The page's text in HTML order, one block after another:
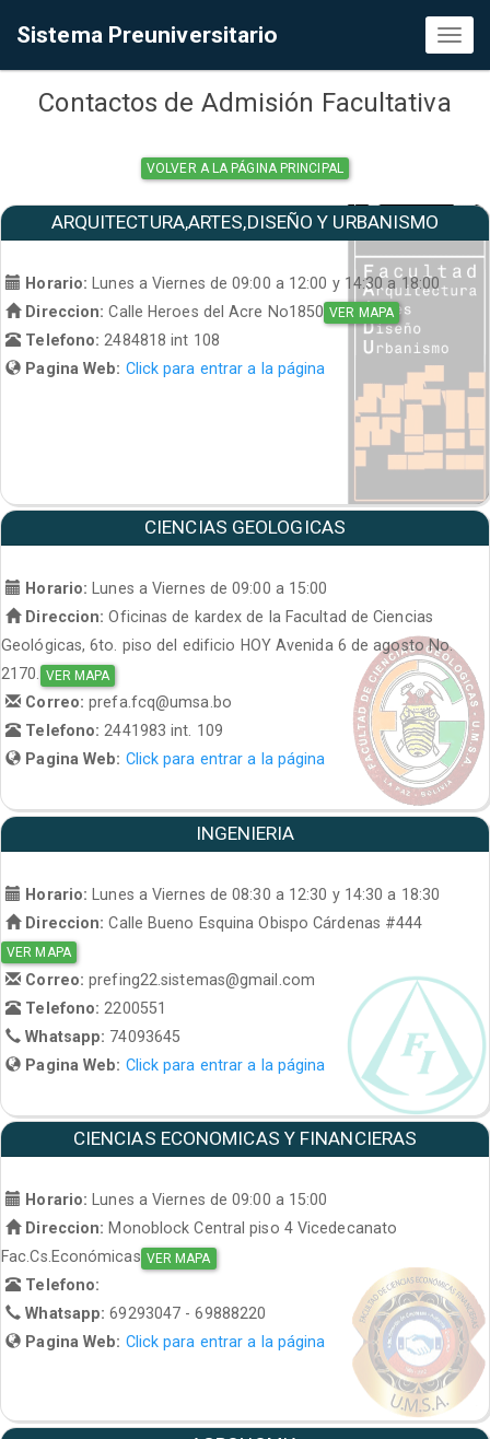
Sistema Preuniversitario
Contactos de Admisión Facultativa
VOLVER A LA PÁGINA PRINCIPAL
ARQUITECTURA,ARTES,DISEÑO Y URBANISMO
Horario:
Lunes a Viernes de 09:00 a 12:00 y 14:30 a 18:00
Direccion: Calle Heroes del Acre No1850 VER MAPA
Telefono: 2484818 int 108
Pagina Web: Click para entrar a la página
CIENCIAS GEOLOGICAS
Horario: Lunes a Viernes de 09:00 a 15:00
Direccion: Oficinas de kardex de la Facultad de Ciencias
Geológicas, 6to. piso del edificio HOY Avenida 6 de agosto No.
2170. VER MAPA
Correo:prefa.fcq@umsa.bo
Telefono:2441983 int. 109
Pagina Web: Click para entrar a la página
INGENIERIA
Horario:
Lunes a Viernes de 08:30 a 12:30 y 14:30 a 18:30
Direccion: Calle Bueno Esquina Obispo Cárdenas #444
VER MAPA
Correo:prefing22.sistemas@gmail.com
Telefono: 2200551
Whatsapp: 74093645
Pagina Web: Click para entrar a la página
CIENCIAS ECONOMICAS Y FINANCIERAS
Horario: Lunes a Viernes de 09:00 a 15:00
Direccion: Monoblock Central piso 4 Vicedecanato
Fac.Cs.Económicas VER MAPA
Telefono:
Whatsapp:69293047 - 69888220
Pagina Web: Click para entrar a la página